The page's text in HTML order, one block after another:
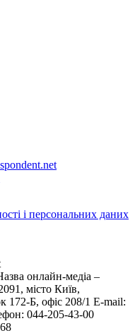
і персональних даних
онлайн-медіа –
місто Київ,
Б, офіс 208/1 E-mail:
044-205-43-00